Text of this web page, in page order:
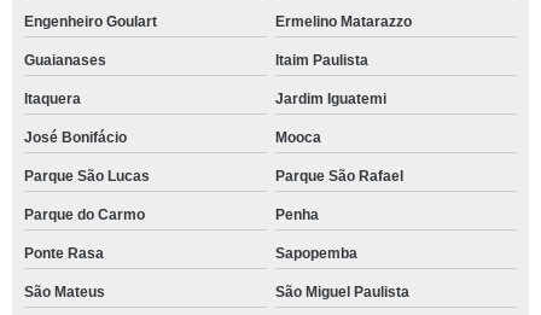
Engenheiro Goulart Ermelino Matarazzo
Guaianases Itaim Paulista
Itaquera Jardim Iguatemi
José Bonifácio Mooca
Parque São Lucas Parque São Rafael
Parque do Carmo Penha
Ponte Rasa Sapopemba
São Mateus São Miguel Paulista